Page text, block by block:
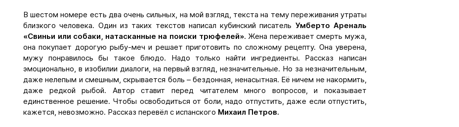
В шестом номере есть два очень сильных, на мой взгляд, текста на тему переживания утраты
близкого человека. Один из таких текстов написал кубинский писатель Умберто Ареналь
«Свиньи или собаки, натасканные на поиски трюфелей». Жена переживает смерть мужа,
она покупает дорогую рыбу-меч и решает приготовить по сложному рецепту. Она уверена,
мужу понравилось бы такое блюдо. Надо только найти ингредиенты. Рассказ написан
эмоционально, в изобилии диалоги, на первый взгляд, незначительные. Но за незначительным,
даже нелепым и смешным, скрывается боль – бездонная, ненасытная. Её ничем не накормить,
даже редкой рыбой. Автор ставит перед читателем много вопросов, и показывает
единственное решение. Чтобы освободиться от боли, надо отпустить, даже если отпустить,
кажется, невозможно. Рассказ перевёл с испанского Михаил Петров.